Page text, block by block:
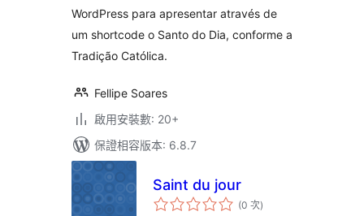
WordPress para apresentar através de
um shortcode o Santo do Dia, conforme a
Tradição Católica.
Fellipe Soares
啟用安裝數: 20+
保證相容版本: 6.8.7
Saint du jour
(0 次評
分)